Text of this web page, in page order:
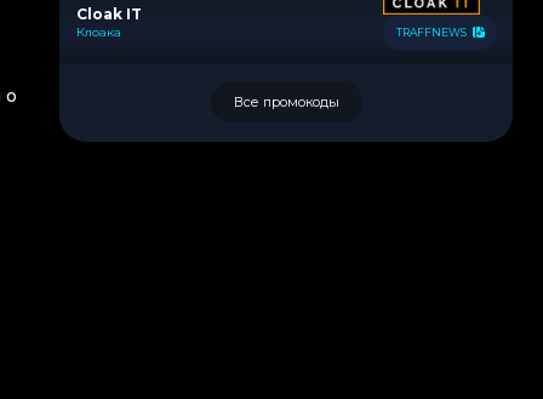
о
Cloak IT
Клоака TRAFFNEWS
Все промокоды